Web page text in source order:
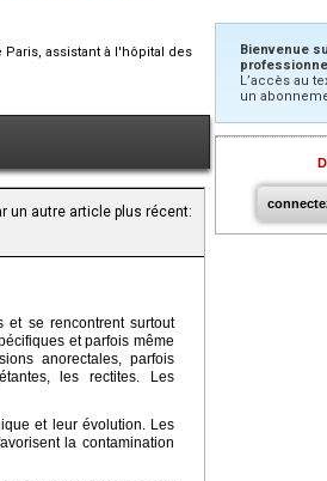
assistant à l'hôpital des
un autre article plus récent:
et se rencontrent surtout
et parfois même
anorectales, parfois
les rectites. Les
et leur évolution. Les
la contamination
Bienvenue
L’accès au
un